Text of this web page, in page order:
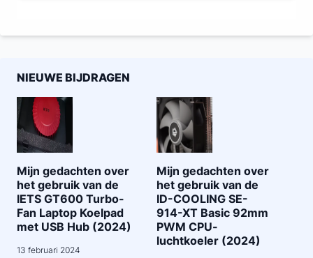
NIEUWE BIJDRAGEN
Mijn gedachten over
het gebruik van de
IETS GT600 Turbo-
Fan Laptop Koelpad
met USB Hub (2024)
13 februari 2024
Mijn gedachten over
het gebruik van de
ID-COOLING SE-
914-XT Basic 92mm
PWM CPU-
luchtkoeler (2024)